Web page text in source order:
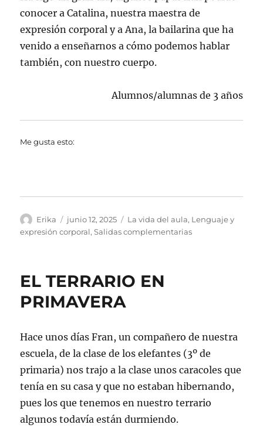
conocer a Catalina, nuestra maestra de
expresión corporal y a Ana, la bailarina que ha
venido a enseñarnos a cómo podemos hablar
también, con nuestro cuerpo.
Alumnos/alumnas de 3 años
Me gusta esto:
Autor
Erika
Publicado
el
junio 12, 2025 Categorías
La vida del aula, Lenguaje y
expresión corporal,Salidas complementarias
EL TERRARIO EN
PRIMAVERA
Hace unos días Fran, un compañero de nuestra
escuela, de la clase de los elefantes (3º de
primaria) nos trajo a la clase unos caracoles que
tenía en su casa y que no estaban hibernando,
pues los que tenemos en nuestro terrario
algunos todavía están durmiendo.